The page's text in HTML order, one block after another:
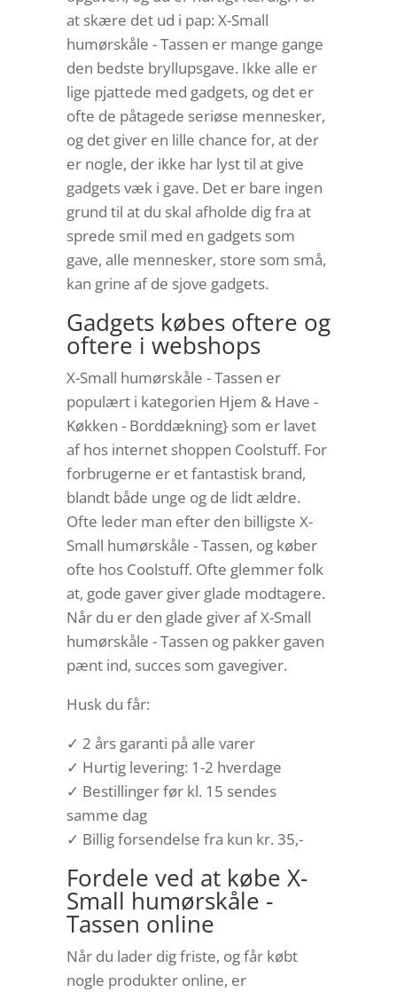
at skære det ud i pap: X-Small
humørskåle - Tassen er mange gange
den bedste bryllupsgave. Ikke alle er
lige pjattede med gadgets, og det er
ofte de påtagede seriøse mennesker,
og det giver en lille chance for, at der
er nogle, der ikke har lyst til at give
gadgets væk i gave. Det er bare ingen
grund til at du skal afholde dig fra at
sprede smil med en gadgets som
gave, alle mennesker, store som små,
kan grine af de sjove gadgets.
Gadgets købes oftere og
oftere i webshops
X-Small humørskåle - Tassen er
populært i kategorien Hjem & Have -
Køkken - Borddækning} som er lavet
af hos internet shoppen Coolstuff. For
forbrugerne er et fantastisk brand,
blandt både unge og de lidt ældre.
Ofte leder man efter den billigste X-
Small humørskåle - Tassen, og køber
ofte hos Coolstuff. Ofte glemmer folk
at, gode gaver giver glade modtagere.
Når du er den glade giver af X-Small
humørskåle - Tassen og pakker gaven
pænt ind, succes som gavegiver.
Husk du får:
✓ 2 års garanti på alle varer
✓ Hurtig levering: 1-2 hverdage
✓ Bestillinger før kl. 15 sendes
samme dag
✓ Billig forsendelse fra kun kr. 35,-
Fordele ved at købe X-
Small humørskåle -
Tassen online
Når du lader dig friste, og får købt
nogle produkter online, er